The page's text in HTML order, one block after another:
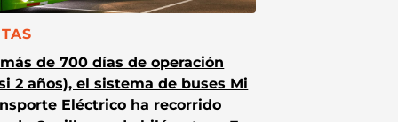
de 700 días de operación
2 años), el sistema de buses Mi
Eléctrico ha recorrido